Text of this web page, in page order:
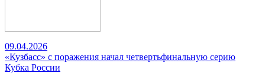
09.04.2026
«Кузбасс» с поражения начал четвертьфинальную серию
Кубка России